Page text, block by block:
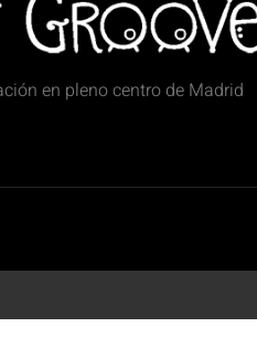
en pleno centro de Madrid